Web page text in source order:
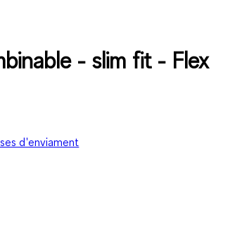
- slim fit - Flex
d'enviament